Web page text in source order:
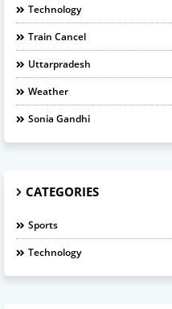
Technology
Train Cancel
Uttarpradesh
Weather
Sonia Gandhi
CATEGORIES
Sports
Technology